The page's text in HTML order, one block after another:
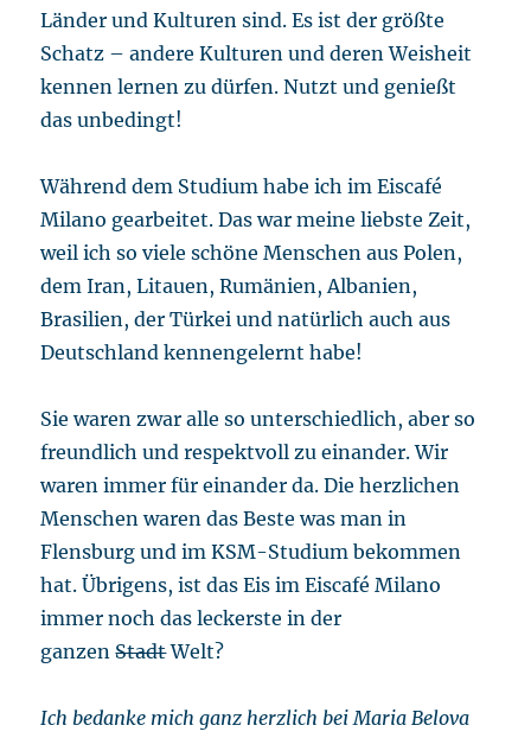
Länder und Kulturen sind. Es ist der größte
Schatz – andere Kulturen und deren Weisheit
kennen lernen zu dürfen. Nutzt und genießt
das unbedingt!
Während dem Studium habe ich im Eiscafé
Milano gearbeitet. Das war meine liebste Zeit,
weil ich so viele schöne Menschen aus Polen,
dem Iran, Litauen, Rumänien, Albanien,
Brasilien, der Türkei und natürlich auch aus
Deutschland kennengelernt habe!
Sie waren zwar alle so unterschiedlich, aber so
freundlich und respektvoll zu einander. Wir
waren immer für einander da. Die herzlichen
Menschen waren das Beste was man in
Flensburg und im KSM-Studium bekommen
hat. Übrigens, ist das Eis im Eiscafé Milano
immer noch das leckerste in der
ganzenStadtWelt?
Ich bedanke mich ganz herzlich bei Maria Belova